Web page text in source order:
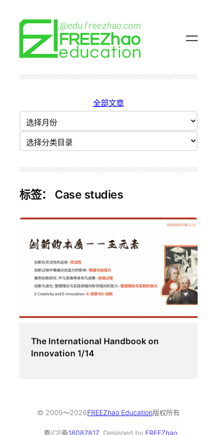
全部文章
档分类目录
标签： Case studies
The International Handbook on
Innovation 1/14
© 2009～2026FREEZhao Education版权所有
粤ICP备18087817 Designed by FREEZhao